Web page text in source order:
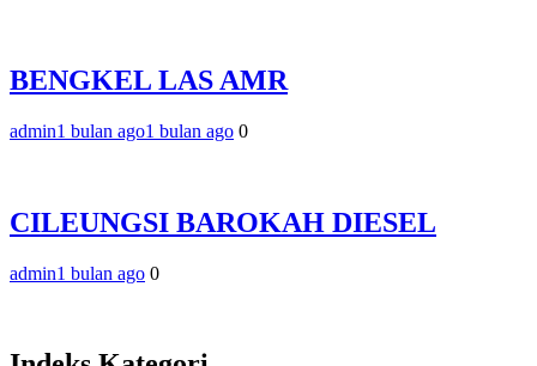
BENGKEL LAS AMR
admin1 bulan ago1 bulan ago 0
CILEUNGSI BAROKAH DIESEL
admin1 bulan ago 0